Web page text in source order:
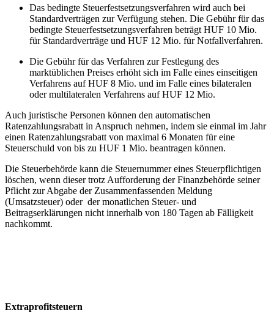
Das bedingte Steuerfestsetzungsverfahren wird auch bei
Standardverträgen zur Verfügung stehen. Die Gebühr für das
bedingte Steuerfestsetzungsverfahren beträgt HUF 10 Mio.
für Standardverträge und HUF 12 Mio. für Notfallverfahren.
Die Gebühr für das Verfahren zur Festlegung des
marktüblichen Preises erhöht sich im Falle eines einseitigen
Verfahrens auf HUF 8 Mio. und im Falle eines bilateralen
oder multilateralen Verfahrens auf HUF 12 Mio.
Auch juristische Personen können den automatischen
Ratenzahlungsrabatt in Anspruch nehmen, indem sie einmal im Jahr
einen Ratenzahlungsrabatt von maximal 6 Monaten für eine
Steuerschuld von bis zu HUF 1 Mio. beantragen können.
Die Steuerbehörde kann die Steuernummer eines Steuerpflichtigen
löschen, wenn dieser trotz Aufforderung der Finanzbehörde seiner
Pflicht zur Abgabe der Zusammenfassenden Meldung
(Umsatzsteuer) oder der monatlichen Steuer- und
Beitragserklärungen nicht innerhalb von 180 Tagen ab Fälligkeit
nachkommt.
Extraprofitsteuern